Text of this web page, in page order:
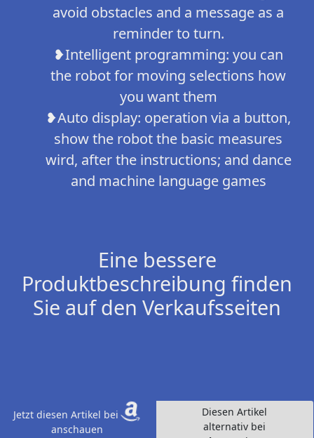
avoid obstacles and a message as a
reminder to turn.
❥Intelligent programming: you can
the robot for moving selections how
you want them
❥Auto display: operation via a button,
show the robot the basic measures
wird, after the instructions; and dance
and machine language games
Eine bessere
Produktbeschreibung finden
Sie auf den Verkaufsseiten
Jetzt diesen Artikel bei
anschauen
Diesen Artikel
alternativ bei